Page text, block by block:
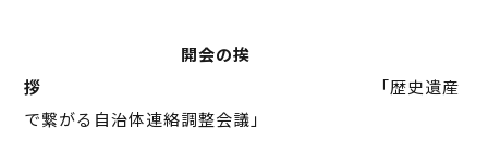
開会の挨
拶 「歴史遺産
で繋がる自治体連絡調整会議」